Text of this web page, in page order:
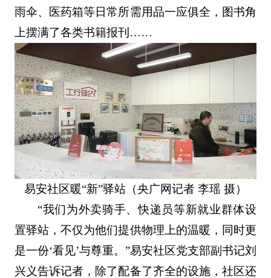
雨伞、医药箱等日常所需用品一应俱全，图书角
上摆满了各类书籍报刊……
易安社区暖“新”驿站（央广网记者 李瑶 摄）
“我们为外卖骑手、快递员等新就业群体设
置驿站，不仅为他们提供物理上的温暖，同时更
是一份‘看见’与尊重。”易安社区党支部副书记刘
兴义告诉记者，除了配备了齐全的设施，社区还